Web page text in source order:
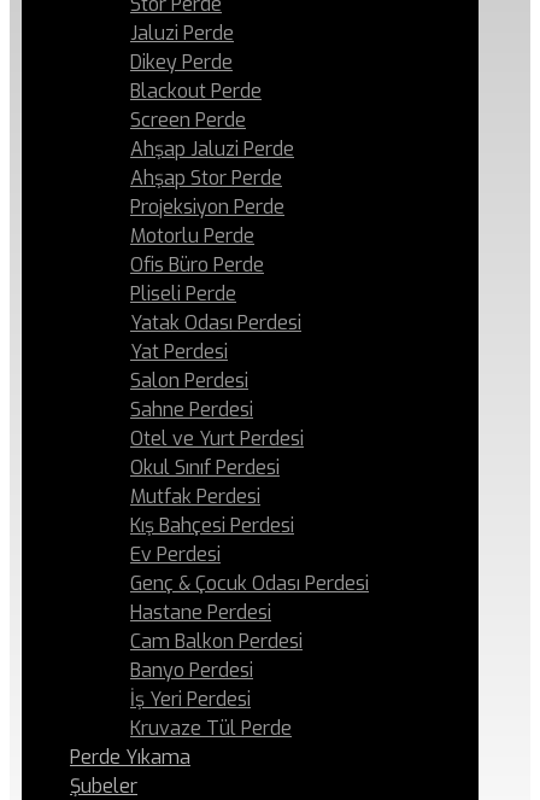
Jaluzi Perde
Dikey Perde
Blackout Perde
Screen Perde
Ahşap Jaluzi Perde
Ahşap Stor Perde
Projeksiyon Perde
Motorlu Perde
Ofis Büro Perde
Pliseli Perde
Yatak Odası Perdesi
Yat Perdesi
Salon Perdesi
Sahne Perdesi
Otel ve Yurt Perdesi
Okul Sınıf Perdesi
Mutfak Perdesi
Kış Bahçesi Perdesi
Ev Perdesi
Genç & Çocuk Odası Perdesi
Hastane Perdesi
Cam Balkon Perdesi
Banyo Perdesi
İş Yeri Perdesi
Kruvaze Tül Perde
Perde Yıkama
Şubeler